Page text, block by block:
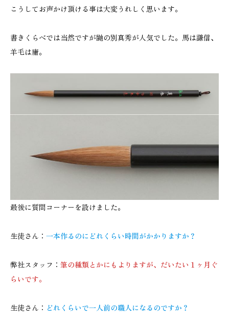
こうしてお声かけ頂ける事は大変うれしく思います。
書きくらべでは当然ですが鼬の別真秀が人気でした。馬は謙信、
羊毛は庸。
最後に質問コーナーを設けました。
生徒さん： 一本作るのにどれくらい時間がかかりますか？
弊社スタッフ： 筆の種類とかにもよりますが、だいたい１ヶ月ぐ
らいです。
生徒さん： どれくらいで一人前の職人になるのですか？